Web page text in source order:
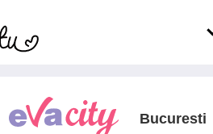
Bucuresti